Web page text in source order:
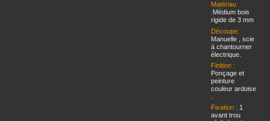
Matériau
:Médium bois
rigide de 3 mm
Découpe:
Manuelle , scie
à chantourner
électrique.
Finition :
Ponçage et
peinture
couleur ardoise
Fixation : 1
avant trou